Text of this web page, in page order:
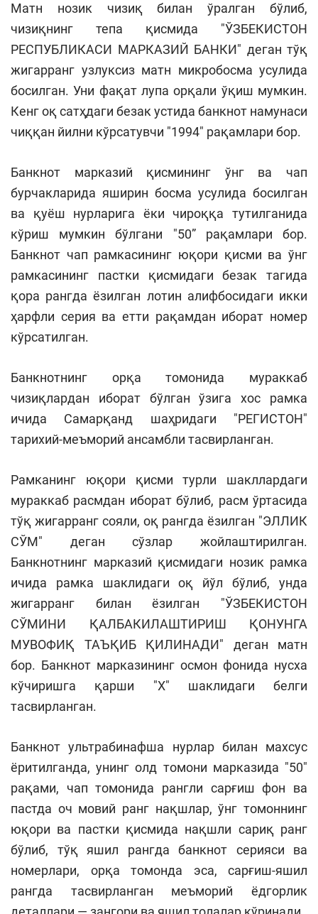
Матн нозик чизиқ билан ўралган бўлиб,
чизиқнинг тепа қисмида "ЎЗБЕКИСТОН
РЕСПУБЛИКАСИ МАРКАЗИЙ БАНКИ" деган тўқ
жигарранг узлуксиз матн микробосма усулида
босилган. Уни фақат лупа орқали ўқиш мумкин.
Кенг оқ сатҳдаги безак устида банкнот намунаси
чиққан йилни кўрсатувчи "1994" рақамлари бор.
Банкнот марказий қисмининг ўнг ва чап
бурчакларида яширин босма усулида босилган
ва қуёш нурларига ёки чироққа тутилганида
кўриш мумкин бўлгани "50” рақамлари бор.
Банкнот чап рамкасининг юқори қисми ва ўнг
рамкасининг пастки қисмидаги безак тагида
қора рангда ёзилган лотин алифбосидаги икки
ҳарфли серия ва етти рақамдан иборат номер
кўрсатилган.
Банкнотнинг орқа томонида мураккаб
чизиқлардан иборат бўлган ўзига хос рамка
ичида Самарқанд шаҳридаги "РЕГИСТОН"
тарихий-меъморий ансамбли тасвирланган.
Рамканинг юқори қисми турли шакллардаги
мураккаб расмдан иборат бўлиб, расм ўртасида
тўқ жигарранг сояли, оқ рангда ёзилган "ЭЛЛИК
СЎМ" деган сўзлар жойлаштирилган.
Банкнотнинг марказий қисмидаги нозик рамка
ичида рамка шаклидаги оқ йўл бўлиб, унда
жигарранг билан ёзилган "ЎЗБЕКИСТОН
СЎМИНИ ҚАЛБАКИЛАШТИРИШ ҚОНУНГА
МУВОФИҚ ТАЪҚИБ ҚИЛИНАДИ" деган матн
бор. Банкнот марказининг осмон фонида нусха
кўчиришга қарши "X" шаклидаги белги
тасвирланган.
Банкнот ультрабинафша нурлар билан махсус
ёритилганда, унинг олд томони марказида "50"
рақами, чап томонида рангли сарғиш фон ва
пастда оч мовий ранг нақшлар, ўнг томоннинг
юқори ва пастки қисмида нақшли сариқ ранг
бўлиб, тўқ яшил рангда банкнот серияси ва
номерлари, орқа томонда эса, сарғиш-яшил
рангда тасвирланган меъморий ёдгорлик